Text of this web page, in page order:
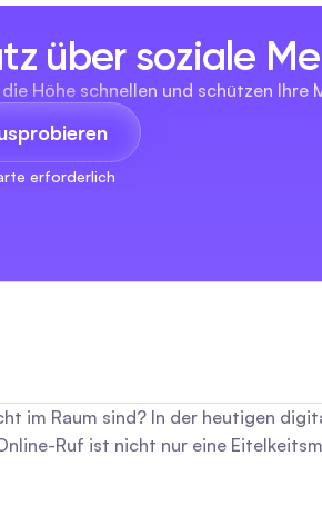
im Raum sind? In der heutigen
Ruf ist nicht nur eine
über soziale
Höhe schnellen und schützen
erforderlich